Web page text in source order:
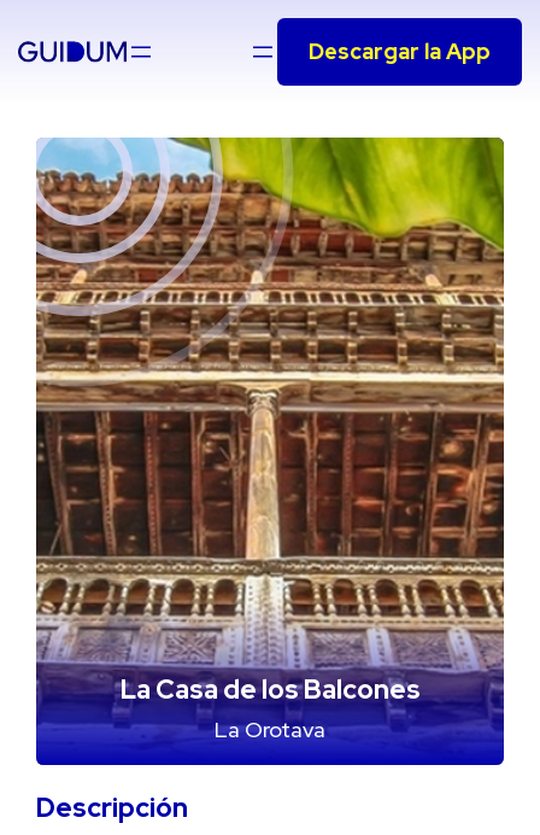
Saltar
Descargar la App
La Casa de los Balcones
La Orotava
Descripción